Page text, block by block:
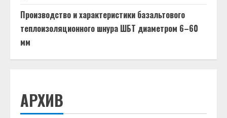
Производство и характеристики базальтового
теплоизоляционного шнура ШБТ диаметром 6–60
мм
АРХИВ